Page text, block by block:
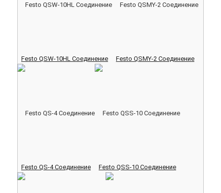
Festo QSW-10HL Соединение Festo QSMY-2 Соединение
Festo QS-4 Соединение Festo QSS-10 Соединение